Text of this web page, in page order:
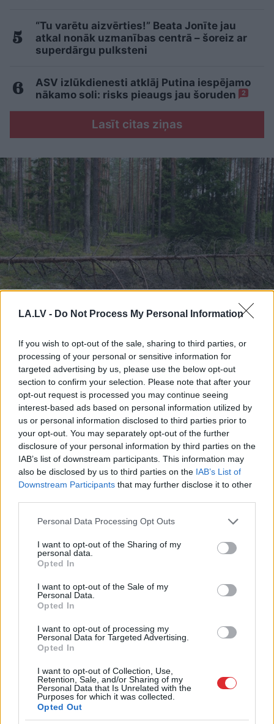
LA.LV - Do Not Process My Personal Information
If you wish to opt-out of the sale, sharing to third parties, or
processing of your personal or sensitive information for
targeted advertising by us, please use the below opt-out
section to confirm your selection. Please note that after your
opt-out request is processed you may continue seeing
interest-based ads based on personal information utilized by
us or personal information disclosed to third parties prior to
your opt-out. You may separately opt-out of the further
disclosure of your personal information by third parties on the
IAB’s list of downstream participants. This information may
also be disclosed by us to third parties on the IAB’s List of
Downstream Participants that may further disclose it to other
Please note that this website/app uses one or more Google
not limited to your visit or usage behaviour. You may click to
grant or deny consent to Google and its third-party tags to
use your data for below specified purposes in below Google
consent section.
Personal Data Processing Opt Outs
I want to opt-out of the Sharing of my
personal data.
Opted In
I want to opt-out of the Sale of my
Personal Data.
Opted In
I want to opt-out of processing my
Personal Data for Targeted Advertising.
Opted In
I want to opt-out of Collection, Use,
Retention, Sale, and/or Sharing of my
Personal Data that Is Unrelated with the
Purposes for which it was collected.
Opted Out
“Tu varētu aizvērties!” Beata Jonīte jau
atkal nonāk uzmanības centrā – šoreiz ar
superdārgu pulksteni
ASV izlūkdienesti atklāj Putina iespējamo
nākamo soli: risks pieaugs jau šoruden
2
Lasīt citas ziņas
palika!” Sēņotāja mežā
uziet ļoti biedējošu vietu
Sieviete piedzīvo
intervijā, izrādās – tas
nav retums
par veikalā novēroto